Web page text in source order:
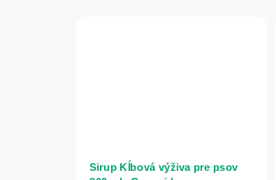
Sirup Kĺbová výživa pre psov